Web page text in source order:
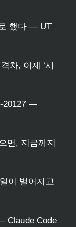
했다 — UT
차, 이제 ‘시
20127 —
면, 지금까지
이 벌어지고
Claude Code